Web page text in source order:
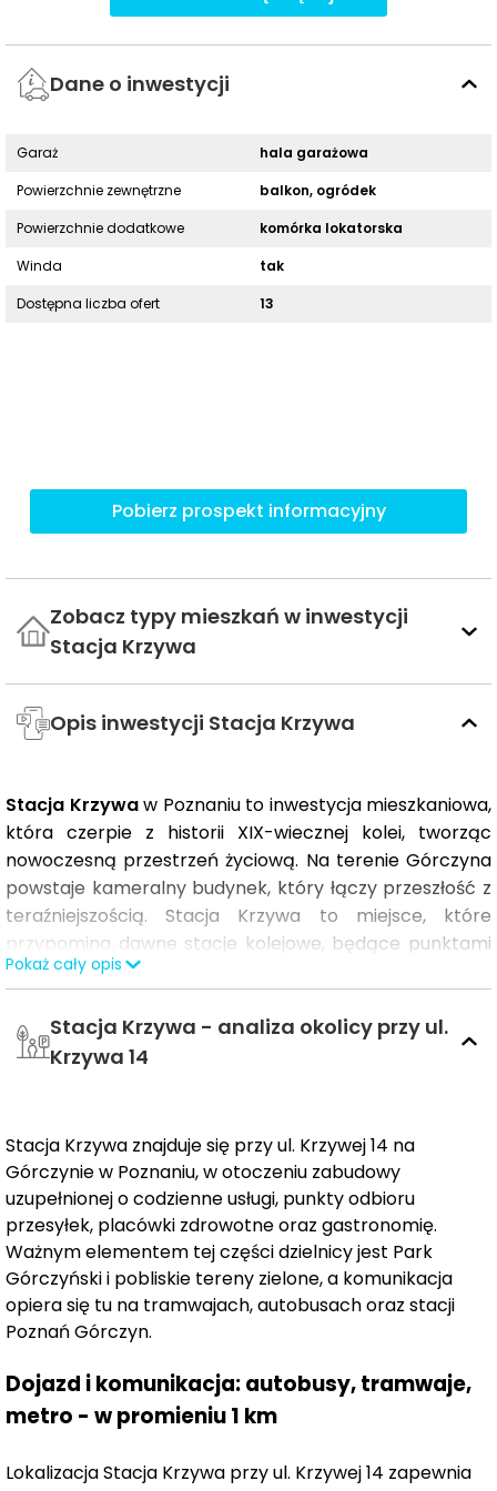
Dane o inwestycji
Garaż
hala garażowa
Powierzchnie zewnętrzne
balkon, ogródek
Powierzchnie dodatkowe
komórka lokatorska
Winda
tak
Dostępna liczba ofert
13
Pobierz prospekt informacyjny
Zobacz typy mieszkań w inwestycji
Stacja Krzywa
Opis inwestycji Stacja Krzywa
Stacja Krzywaw Poznaniu to inwestycja mieszkaniowa,
która czerpie z historii XIX-wiecznej kolei, tworząc
nowoczesną przestrzeń życiową. Na terenie Górczyna
powstaje kameralny budynek, który łączy przeszłość z
teraźniejszością. Stacja Krzywa to miejsce, które
przypomina dawne stacje kolejowe, będące punktami
zatrzymania w codziennej podróży – teraz stanowi
zapewnienie komfortu i poczucia stabilności.
przestronne lokale o powierzchni do 75 m²
pozwala na dopasowanie przestrzeni do różnych
potrzeb i etapów życia. Każde z mieszkań
zaprojektowano w sposób, który sprzyja wygodnemu
odpoczynkowi po dniu pełnym obowiązków.
wnętrza, przemyślane układy i nowoczesne
rozwiązania architektonicznesprawiają, że to miejsce,
do którego chce się wracać.
Kameralny charakterinwestycji zapewnia spokój i
prywatność, dzięki niewielkiej liczbie lokali. Na parterze
natomiast mieszkańcy wyższych kondygnacji mają do
Pokaż cały opis
Stacja Krzywa - analiza okolicy przy ul.
Krzywa 14
Stacja Krzywa znajduje się przy ul. Krzywej 14 na
Górczynie w Poznaniu, w otoczeniu zabudowy
uzupełnionej o codzienne usługi, punkty odbioru
przesyłek, placówki zdrowotne oraz gastronomię.
Ważnym elementem tej części dzielnicy jest Park
Górczyński i pobliskie tereny zielone, a komunikacja
opiera się tu na tramwajach, autobusach oraz stacji
Poznań Górczyn.
Dojazd i komunikacja: autobusy, tramwaje,
metro - w promieniu 1 km
Lokalizacja Stacja Krzywa przy ul. Krzywej 14 zapewnia